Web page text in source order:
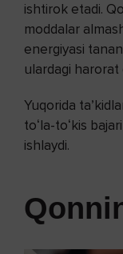
ishtirok etadi.
moddalar
energiyasi
ulardagi harorat
Yuqorida
toʻla-toʻkis
ishlaydi.